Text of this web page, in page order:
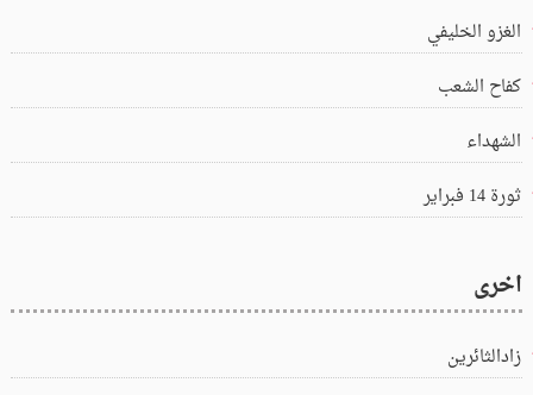
الغزو الخليفي
كفاح الشعب
الشهداء
ثورة 14 فبراير
اخرى
زادالثائرين